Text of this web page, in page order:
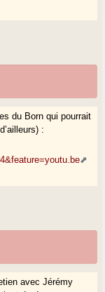
du Born qui pourrait
:
avec Jérémy